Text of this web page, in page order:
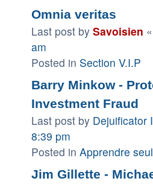
Omnia veritas
Last post by Savoisien «
am
Posted in Section V.I.P
Barry Minkow -
Investment Fraud
Last post by Dejuificator
8:39 pm
Posted in Apprendre
Jim Gillette -